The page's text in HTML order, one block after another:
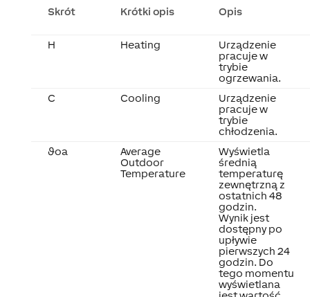
Skrót Krótki opis Opis
H Heating
Urządzenie
pracuje w
trybie
ogrzewania.
C
Cooling
Urządzenie
pracuje w
trybie
chłodzenia.
ϑoa
Average
Outdoor
Temperature
Wyświetla
średnią
temperaturę
zewnętrzną z
ostatnich 48
godzin.
Wynik jest
dostępny po
upływie
pierwszych 24
godzin. Do
tego momentu
wyświetlana